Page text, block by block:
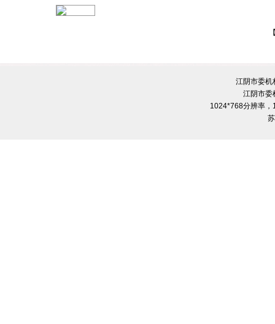
江阴市委机
江阴市委
1024*768分辨率，